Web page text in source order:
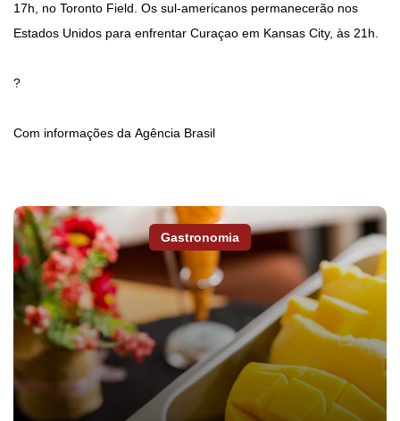
17h, no Toronto Field. Os sul-americanos permanecerão nos
Estados Unidos para enfrentar Curaçao em Kansas City, às 21h.
?
Com informações da Agência Brasil
Gastronomia